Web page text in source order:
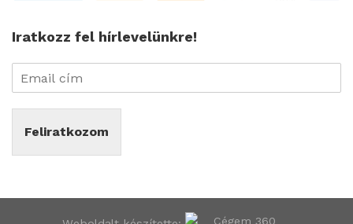
Iratkozz fel hírlevelünkre!
Feliratkozom